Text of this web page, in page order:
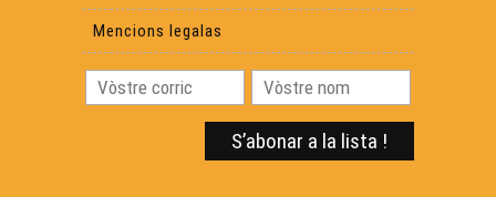
Mencions legalas